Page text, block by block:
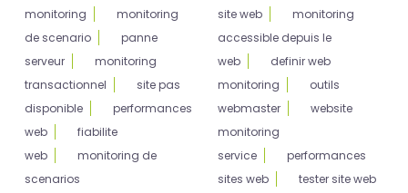
monitoring
monitoring
de scenario
panne
serveur
monitoring
transactionnel
site pas
disponible
performances
web
fiabilite
web
monitoring de
scenarios
site web
monitoring
accessible depuis le
web
definir web
monitoring
outils
webmaster
website
monitoring
service
performances
sites web
tester site web